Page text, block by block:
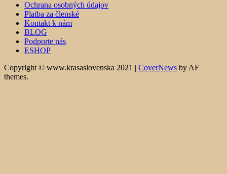
Ochrana osobných údajov
Platba za členské
Kontakt k nám
BLOG
Podporte nás
ESHOP
Copyright © www.krasaslovenska 2021 | CoverNews by AF
themes.